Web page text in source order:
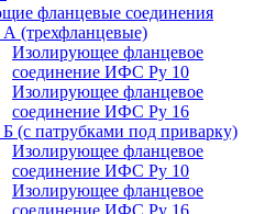
фланцевые соединения
(трехфланцевые)
Изолирующее фланцевое
соединение ИФС Ру 10
Изолирующее фланцевое
соединение ИФС Ру 16
(с патрубками под приварку)
Изолирующее фланцевое
соединение ИФС Ру 10
Изолирующее фланцевое
соединение ИФС Ру 16